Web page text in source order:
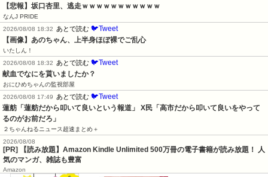
【悲報】坂口杏里、逃走ｗｗｗｗｗｗｗｗｗｗｗ
なんJ PRIDE
2026/08/08 18:32
あとで読む 🐦Tweet
【画像】あのちゃん、上半身ほぼ裸でご乱心
いたしん！
2026/08/08 18:32
あとで読む 🐦Tweet
献血でなにを貰いましたか？
おにひめちゃんの監視部屋
2026/08/08 17:49
あとで読む 🐦Tweet
蓮舫「蓮舫だから叩いて良いという報道」 X民「高市だから叩いて良いをやって
るのがお前だろ」
２ちゃんねるニュース超速まとめ＋
2026/08/08
[PR] 【読み放題】Amazon Kindle Unlimited 500万冊の電子書籍が読み放題！ 人
気のマンガ、雑誌も豊富
Amazon